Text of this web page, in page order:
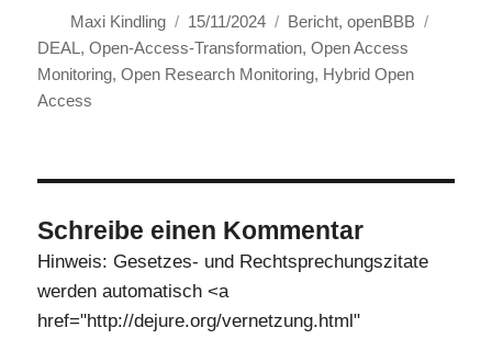
Autor
Maxi Kindling
Veröffentlicht
am
15/11/2024 Kategorien
Bericht, openBBB
DEAL ,Open-Access-Transformation,Open Access
Monitoring,Open Research Monitoring, Hybrid Open
Access
Schreibe einen Kommentar
Hinweis: Gesetzes- und Rechtsprechungszitate
werden automatisch <a
href="http://dejure.org/vernetzung.html"